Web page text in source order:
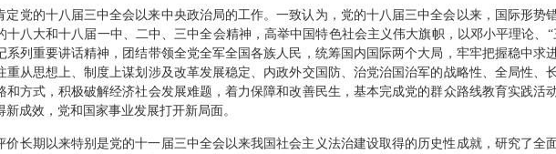
定党的十八届三中全会以来中央政治局的工作。一致认为，党的十八届三中全会以来，国际形势
十八大和十八届一中、二中、三中全会精神，高举中国特色社会主义伟大旗帜，以邓小平理论、
系列重要讲话精神，团结带领全党全军全国各族人民，统筹国内国际两个大局，牢牢把握稳中求
重从思想上、制度上谋划涉及改革发展稳定、内政外交国防、治党治国治军的战略性、全局性、
和方式，积极破解经济社会发展难题，着力保障和改善民生，基本完成党的群众路线教育实践活
新成效，党和国家事业发展打开新局面。
价长期以来特别是党的十一届三中全会以来我国社会主义法治建设取得的历史性成就，研究了全